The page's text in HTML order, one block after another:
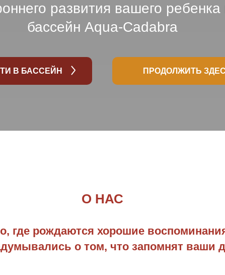
развития вашего ребенка
бассейн Aqua-Cadabra
ПРОДОЛЖИТЬ
В БАССЕЙН
О НАС
где рождаются хорошие
о том, что запомнят ваши